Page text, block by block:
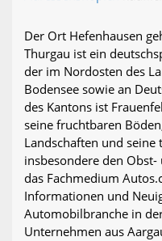
Der Ort Hefenhausen
Thurgau ist ein
der im Nordosten des
Bodensee sowie an
des Kantons ist
seine fruchtbaren
Landschaften und
insbesondere den
das Fachmedium
Informationen und
Automobilbranche in
Unternehmen aus